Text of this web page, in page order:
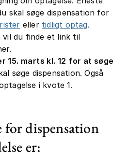
skal søge dispensation for
eller tidligt optag.
vil du finde et link til
15. marts kl. 12 for at søge
søge dispensation. Også
i kvote 1.
dispensation
er: